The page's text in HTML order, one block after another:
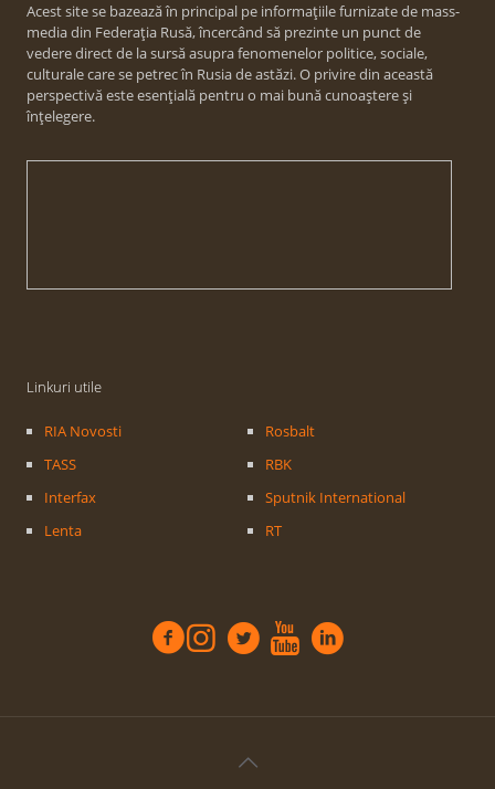
Acest site se bazează în principal pe informațiile furnizate de mass-
media din Federația Rusă, încercând să prezinte un punct de
vedere direct de la sursă asupra fenomenelor politice, sociale,
culturale care se petrec în Rusia de astăzi. O privire din această
perspectivă este esențială pentru o mai bună cunoaștere și
înțelegere.
Linkuri utile
RIA Novosti
TASS
Interfax
Lenta
Rosbalt
RBK
Sputnik International
RT